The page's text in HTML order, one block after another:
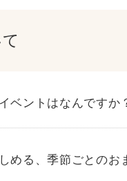
ベントはなんですか
める、季節ごとのお